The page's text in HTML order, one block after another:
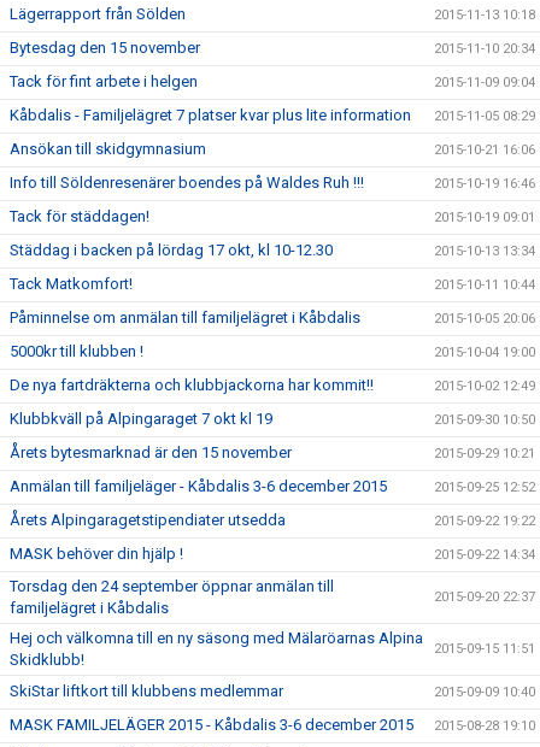
Lägerrapport från Sölden 2015-11-13 10:18
Bytesdag den 15 november 2015-11-10 20:34
Tack för fint arbete i helgen 2015-11-09 09:04
Kåbdalis - Familjelägret 7 platser kvar plus lite information 2015-11-05 08:29
Ansökan till skidgymnasium 2015-10-21 16:06
Info till Söldenresenärer boendes på Waldes Ruh !!! 2015-10-19 16:46
Tack för städdagen! 2015-10-19 09:01
Städdag i backen på lördag 17 okt, kl 10-12.30 2015-10-13 13:34
Tack Matkomfort! 2015-10-11 10:44
Påminnelse om anmälan till familjelägret i Kåbdalis 2015-10-05 20:06
5000kr till klubben ! 2015-10-04 19:00
De nya fartdräkterna och klubbjackorna har kommit!! 2015-10-02 12:49
Klubbkväll på Alpingaraget 7 okt kl 19 2015-09-30 10:50
Årets bytesmarknad är den 15 november 2015-09-29 10:21
Anmälan till familjeläger - Kåbdalis 3-6 december 2015 2015-09-25 12:52
Årets Alpingaragetstipendiater utsedda 2015-09-22 19:22
MASK behöver din hjälp ! 2015-09-22 14:34
Torsdag den 24 september öppnar anmälan till
familjelägret i Kåbdalis
2015-09-20 22:37
Hej och välkomna till en ny säsong med Mälaröarnas Alpina
Skidklubb!
2015-09-15 11:51
SkiStar liftkort till klubbens medlemmar 2015-09-09 10:40
MASK FAMILJELÄGER 2015 - Kåbdalis 3-6 december 2015 2015-08-28 19:10